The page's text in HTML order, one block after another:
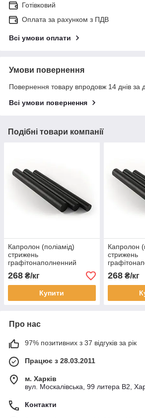
Готівковий
Оплата за рахунком з ПДВ
Всі умови оплати
Умови повернення
Повернення товару впродовж 14 днів за
Всі умови повернення
Подібні товари компанії
Капролон (поліамід)
стрижень
графітонаполненний
Ø80мм х 1000мм
268 ₴/кг
Купити
Капролон
стрижень
Ø200мм
268₴/кг
Про нас
97% позитивних з 37 відгуків за рік
Працює з 28.03.2011
м. Харків
вул. Москалівська, 99 литера В2,
Контакти